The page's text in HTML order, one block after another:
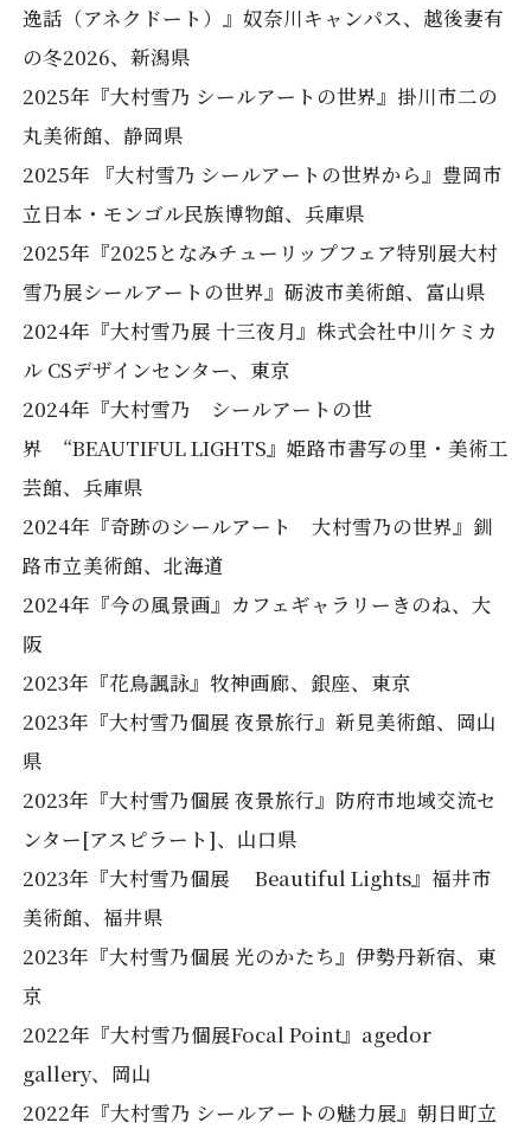
逸話（アネクドート）』奴奈川キャンパス、越後妻有
の冬2026、新潟県
2025年『大村雪乃 シールアートの世界』掛川市二の
丸美術館、静岡県
2025年 『大村雪乃 シールアートの世界から』豊岡市
立日本・モンゴル民族博物館、兵庫県
2025年『2025となみチューリップフェア特別展大村
雪乃展シールアートの世界』砺波市美術館、富山県
2024年『大村雪乃展 十三夜月』株式会社中川ケミカ
ル CSデザインセンター、東京
2024年『大村雪乃 シールアートの世
界 “BEAUTIFUL LIGHTS』姫路市書写の里・美術工
芸館、兵庫県
2024年『奇跡のシールアート 大村雪乃の世界』釧
路市立美術館、北海道
2024年『今の風景画』カフェギャラリーきのね、大
阪
2023年『花鳥諷詠』牧神画廊、銀座、東京
2023年『大村雪乃個展 夜景旅行』新見美術館、岡山
県
2023年『大村雪乃個展 夜景旅行』防府市地域交流セ
ンター[アスピラート]、山口県
2023年『大村雪乃個展 Beautiful Lights』福井市
美術館、福井県
2023年『大村雪乃個展 光のかたち』伊勢丹新宿、東
京
2022年『大村雪乃個展Focal Point』agedor
gallery、岡山
2022年『大村雪乃 シールアートの魅力展』朝日町立